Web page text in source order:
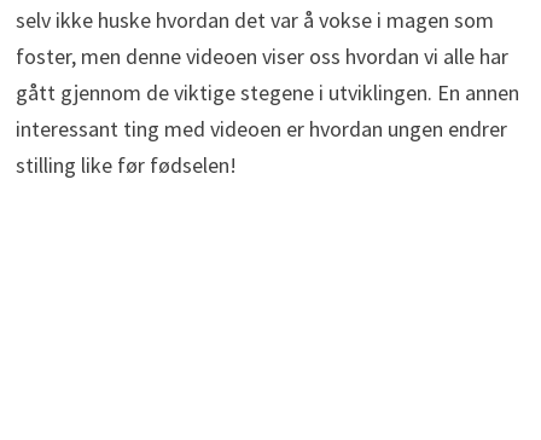
selv ikke huske hvordan det var å vokse i magen som
foster, men denne videoen viser oss hvordan vi alle har
gått gjennom de viktige stegene i utviklingen. En annen
interessant ting med videoen er hvordan ungen endrer
stilling like før fødselen!